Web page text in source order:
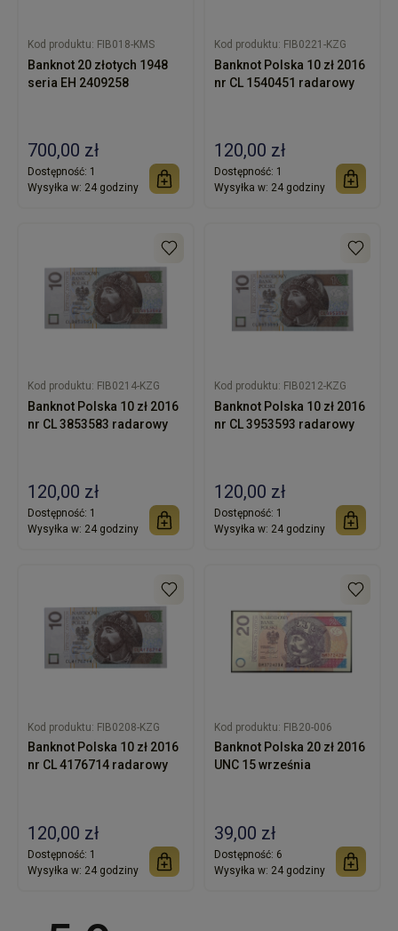
Kod produktu: FIB018-KMS
Banknot 20 złotych 1948
seria EH 2409258
700,00 zł
Dostępność: 1
Wysyłka w: 24 godziny
Kod produktu: FIB0221-KZG
Banknot Polska 10 zł 2016
nr CL 1540451 radarowy
120,00 zł
Dostępność: 1
Wysyłka w: 24 godziny
Kod produktu: FIB0214-KZG
Banknot Polska 10 zł 2016
nr CL 3853583 radarowy
120,00 zł
Dostępność: 1
Wysyłka w: 24 godziny
Kod produktu: FIB0212-KZG
Banknot Polska 10 zł 2016
nr CL 3953593 radarowy
120,00 zł
Dostępność: 1
Wysyłka w: 24 godziny
Kod produktu: FIB0208-KZG
Banknot Polska 10 zł 2016
nr CL 4176714 radarowy
120,00 zł
Dostępność: 1
Wysyłka w: 24 godziny
Kod produktu: FIB20-006
Banknot Polska 20 zł 2016
UNC 15 września
39,00 zł
Dostępność: 6
Wysyłka w: 24 godziny